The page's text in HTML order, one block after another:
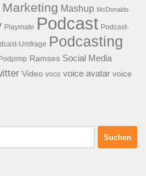
Marketing Mashup McDonalds
Playmate Podcast Podcast-
Umfrage Podcasting
Podpimp Ramses Social Media
Video voco voice avatar voice